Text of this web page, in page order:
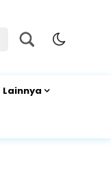
Lainnya